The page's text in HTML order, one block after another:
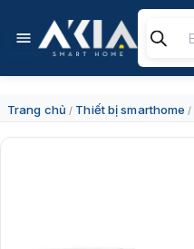
kiếm
sản
Trang chủ / Thiết bị smarthome /